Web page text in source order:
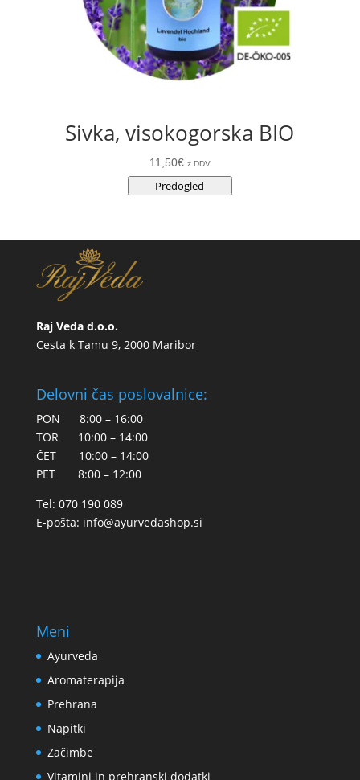
Sivka, visokogorska BIO
11,50€ z DDV
Predogled
Raj Veda d.o.o.
Cesta k Tamu 9, 2000 Maribor
Delovni čas poslovalnice:
PON 8:00 – 16:00
TOR 10:00 – 14:00
ČET 10:00 – 14:00
PET 8:00 – 12:00
Tel: 070 190 089
E-pošta: info@ayurvedashop.si
Meni
Ayurveda
Aromaterapija
Prehrana
Napitki
Začimbe
Vitamini in prehranski dodatki